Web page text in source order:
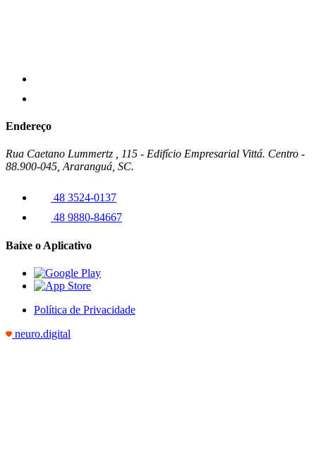
Endereço
Rua Caetano Lummertz , 115 - Edifício Empresarial Vittá. Centro -
88.900-045, Araranguá, SC.
48 3524-0137
48 9880-84667
Baixe o Aplicativo
Política de Privacidade
neuro.digital